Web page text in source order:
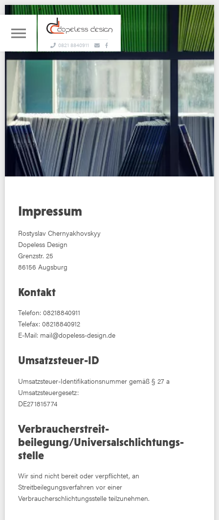
0821 8840911
Impressum
Rostyslav Chernyakhovskyy
Dopeless Design
Grenzstr. 25
86156 Augsburg
Kontakt
Telefon: 08218840911
Telefax: 08218840912
E-Mail: mail@dopeless-design.de
Umsatzsteuer-ID
Umsatzsteuer-Identifikationsnummer gemäß § 27 a
Umsatzsteuergesetz:
DE271815774
Verbraucher­streit­
beilegung/Universal­schlichtungs­
stelle
Wir sind nicht bereit oder verpflichtet, an
Streitbeilegungsverfahren vor einer
Verbraucherschlichtungsstelle teilzunehmen.